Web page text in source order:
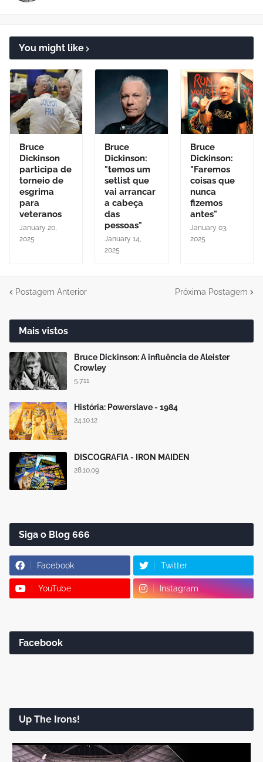
You might like
Bruce
Dickinson
participa de
torneio de
esgrima
para
veteranos
January 20,
2025
Bruce
Dickinson:
"temos um
setlist que
vai arrancar
a cabeça
das
pessoas"
January 14,
2025
Bruce
Dickinson:
"Faremos
coisas que
nunca
fizemos
antes"
January 03,
2025
Postagem Anterior Próxima Postagem
Mais vistos
Bruce Dickinson: A influência de Aleister
Crowley
5.7.11
História: Powerslave - 1984
24.10.12
DISCOGRAFIA - IRON MAIDEN
28.10.09
Siga o Blog 666
Facebook Twitter
YouTube Instagram
Facebook
Up The Irons!